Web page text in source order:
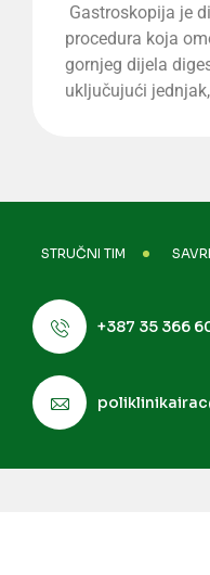
Gastroskopija je
procedura koja
gornjeg dijela
uključujući
STRUČNI TIM
+387 35 366